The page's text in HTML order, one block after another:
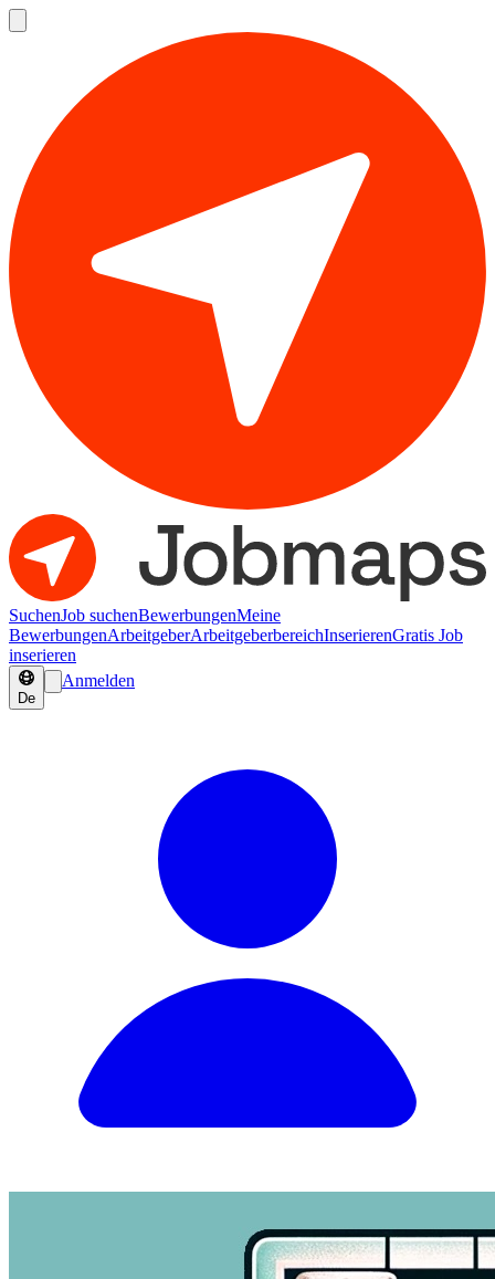
SuchenJob suchenBewerbungenMeine
BewerbungenArbeitgeberArbeitgeberbereichInserierenGratis Job
inserieren
De
Anmelden